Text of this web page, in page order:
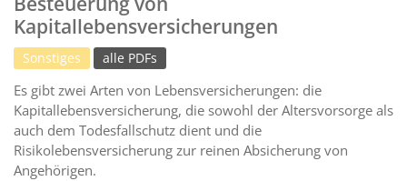
Kapitallebensversicherungen
Sonstiges alle PDFs
Es gibt zwei Arten von Lebensversicherungen: die
Kapitallebensversicherung, die sowohl der Altersvorsorge als
auch dem Todesfallschutz dient und die
Risikolebensversicherung zur reinen Absicherung von
Angehörigen.